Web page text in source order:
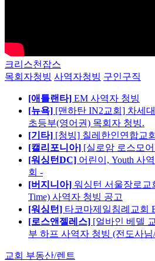
크리스천잡스
목회자청빙 사역자청빙 구인구직
[애틀랜타] EM 사역자 청빙
[뉴욕] [맨하탄 IN2교회] 차세
초등부(영어권) 목회자 청빙.
[기타] [청빙] 칠레한인연합교
[캘리포니아] [실로암 로스모
[워싱턴DC] 어린이, Youth 사
회 -
[버지니아] 워싱턴 서울장로교
Time) 사역자 청빙 공고
[워싱턴] 타코마제일침례교회
[로스앤젤레스] [얼바인 베델
부 하프 사역자 청빙 (전도사
교회 부동산/렌트